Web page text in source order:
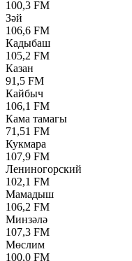
100,3 FM
Зәй
106,6 FM
Кадыбаш
105,2 FM
Казан
91,5 FM
Кайбыч
106,1 FM
Кама тамагы
71,51 FM
Кукмара
107,9 FM
Лениногорский
102,1 FM
Мамадыш
106,2 FM
Минзәлә
107,3 FM
Мөслим
100,0 FM